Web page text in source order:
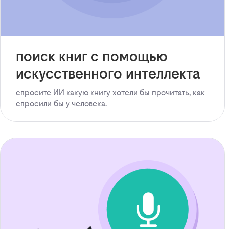
поиск книг с помощью
искусственного интеллекта
спросите ИИ какую книгу хотели бы прочитать, как
спросили бы у человека.